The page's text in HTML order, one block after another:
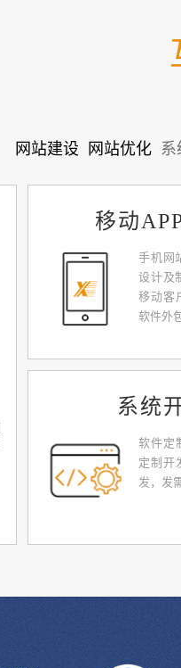
网站建设 网站优化
移动
手机网
设计及
移动客
软件外
系统
软件定
定制开
发，发